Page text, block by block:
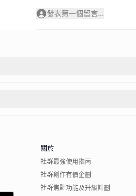
發表第一個留言...
關於
社群最強使用指南
社群創作有價企劃
社群焦點功能及升級計劃